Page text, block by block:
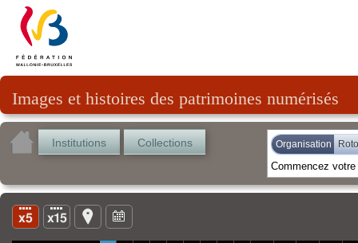
Images et histoires des patrimoines numérisés
Institutions Collections Organisation